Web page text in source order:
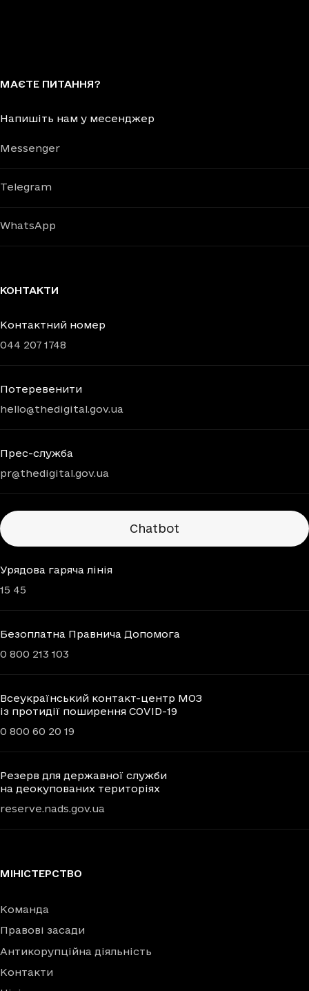
МАЄТЕ ПИТАННЯ?
Напишіть нам у месенджер
Messenger
Telegram
WhatsApp
КОНТАКТИ
Контактний номер
044 207 1748
Потеревенити
hello@thedigital.gov.ua
Прес-служба
pr@thedigital.gov.ua
Chatbots
Chatbot
Урядова гаряча лінія
15 45
Безоплатна Правнича Допомога
0 800 213 103
Всеукраїнський контакт-центр МОЗ
із протидії поширення COVID-19
0 800 60 20 19
Резерв для державної служби
на деокупованих територіях
reserve.nads.gov.ua
МІНІСТЕРСТВО
Команда
Правові засади
Антикорупційна діяльність
Контакти